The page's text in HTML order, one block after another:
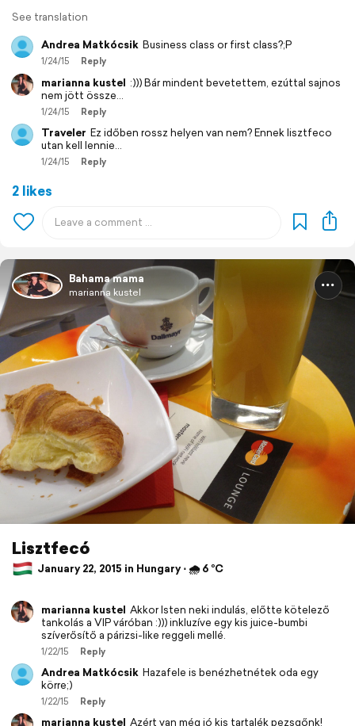
See translation
Andrea Matkócsik Business class or first class?;P
1/24/15 Reply
marianna kustel :))) Bár mindent bevetettem, ezúttal sajnos
nem jött össze...
1/24/15 Reply
Traveler Ez időben rossz helyen van nem? Ennek lisztfeco
utan kell lennie...
1/24/15 Reply
2 likes
Bahama mama
marianna kustel
Lisztfecó
January 22, 2015 in Hungary ⋅ 🌧 6 °C
marianna kustel Akkor Isten neki indulás, előtte kötelező
tankolás a VIP váróban :))) inkluzíve egy kis juice-bumbi
szíverősítő a párizsi-like reggeli mellé.
1/22/15 Reply
Andrea Matkócsik Hazafele is benézhetnétek oda egy
körre;)
1/22/15 Reply
marianna kustel Azért van még jó kis tartalék pezsgőnk!